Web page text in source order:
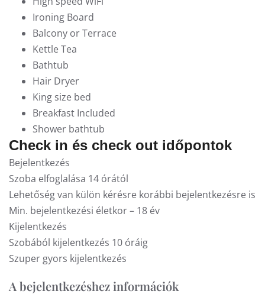
Ironing Board
Balcony or Terrace
Kettle Tea
Bathtub
Hair Dryer
King size bed
Breakfast Included
Shower bathtub
Check in és check out időpontok
Bejelentkezés
Szoba elfoglalása 14 órától
Lehetőség van külön kérésre korábbi bejelentkezésre is
Min. bejelentkezési életkor – 18 év
Kijelentkezés
Szobából kijelentkezés 10 óráig
Szuper gyors kijelentkezés
A bejelentkezéshez információk